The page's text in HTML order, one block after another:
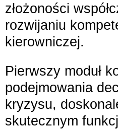
złożoności
rozwijaniu
kierowniczej.
Pierwszy moduł
podejmowania
kryzysu,
skutecznym